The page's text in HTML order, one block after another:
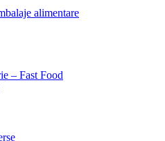
alimentare
– Fast Food